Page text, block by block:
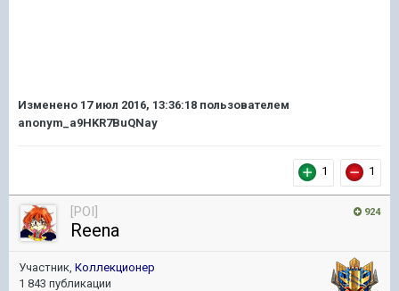
Изменено 17 июл 2016, 13:36:18 пользователем
anonym_a9HKR7BuQNay
1 1
924
[POI]
Reena
Участник, Коллекционер
1 843 публикации